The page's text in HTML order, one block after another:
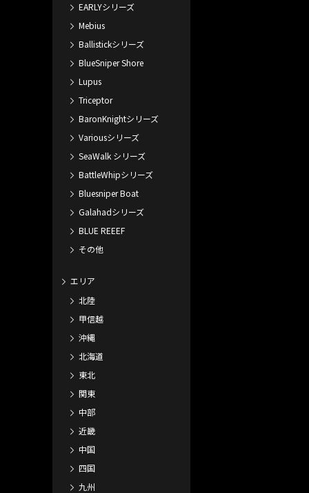
EARLYシリーズ
Mebius
Ballistickシリーズ
BlueSniper Shore
Lupus
Triceptor
BaronKnightシリーズ
Variousシリーズ
SeaWalk シリーズ
BattleWhipシリーズ
Bluesniper Boat
Galahadシリーズ
BLUE REEEF
その他
エリア
北陸
甲信越
沖縄
北海道
東北
関東
中部
近畿
中国
四国
九州